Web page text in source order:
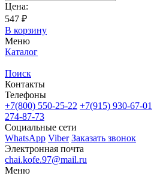
Цена:
547 ₽
В корзину
Меню
Каталог
Поиск
Контакты
Телефоны
+7(800) 550-25-22 +7(915) 930-67-01
274-87-73
Социальные сети
WhatsApp Viber Заказать звонок
Электронная почта
chai.kofe.97@mail.ru
Меню